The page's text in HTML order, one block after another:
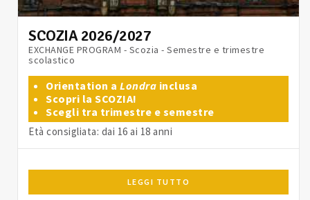
SCOZIA 2026/2027
EXCHANGE PROGRAM - Scozia - Semestre e trimestre
scolastico
Orientation a Londra inclusa
Scopri la SCOZIA!
Scegli tra trimestre e semestre
Età consigliata: dai 16 ai 18 anni
LEGGI TUTTO